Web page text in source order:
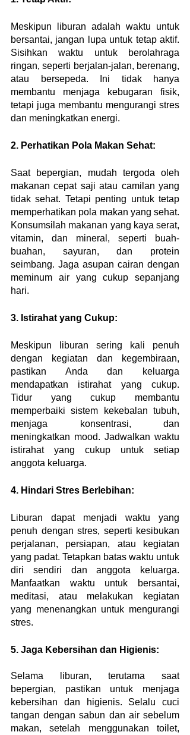
Meskipun liburan adalah waktu untuk
bersantai, jangan lupa untuk tetap aktif.
Sisihkan waktu untuk berolahraga
ringan, seperti berjalan-jalan, berenang,
atau bersepeda. Ini tidak hanya
membantu menjaga kebugaran fisik,
tetapi juga membantu mengurangi stres
dan meningkatkan energi.
2. Perhatikan Pola Makan Sehat:
Saat bepergian, mudah tergoda oleh
makanan cepat saji atau camilan yang
tidak sehat. Tetapi penting untuk tetap
memperhatikan pola makan yang sehat.
Konsumsilah makanan yang kaya serat,
vitamin, dan mineral, seperti buah-
buahan, sayuran, dan protein
seimbang. Jaga asupan cairan dengan
meminum air yang cukup sepanjang
hari.
3. Istirahat yang Cukup:
Meskipun liburan sering kali penuh
dengan kegiatan dan kegembiraan,
pastikan Anda dan keluarga
mendapatkan istirahat yang cukup.
Tidur yang cukup membantu
memperbaiki sistem kekebalan tubuh,
menjaga konsentrasi, dan
meningkatkan mood. Jadwalkan waktu
istirahat yang cukup untuk setiap
anggota keluarga.
4. Hindari Stres Berlebihan:
Liburan dapat menjadi waktu yang
penuh dengan stres, seperti kesibukan
perjalanan, persiapan, atau kegiatan
yang padat. Tetapkan batas waktu untuk
diri sendiri dan anggota keluarga.
Manfaatkan waktu untuk bersantai,
meditasi, atau melakukan kegiatan
yang menenangkan untuk mengurangi
stres.
5. Jaga Kebersihan dan Higienis:
Selama liburan, terutama saat
bepergian, pastikan untuk menjaga
kebersihan dan higienis. Selalu cuci
tangan dengan sabun dan air sebelum
makan, setelah menggunakan toilet,